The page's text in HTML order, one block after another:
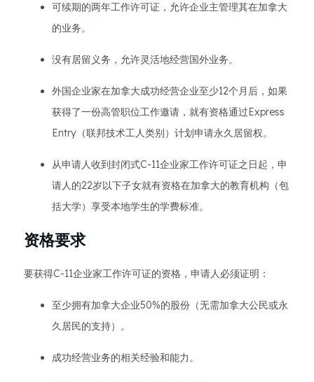
可续期的两年工作许可证，允许企业主管理其在加拿大
的业务。
没有居留义务，允许灵活地经营国外业务。
外国企业家在加拿大成功经营企业至少12个月后，如果
获得了一份高管职位工作邀请，就有资格通过Express
Entry（联邦技术工人类别）计划申请永久居留权。
从申请人收到封闭式C-11企业家工作许可证之日起，申
请人的22岁以下子女就有资格在加拿大的教育机构（包
括大学）享受本地学生的学费标准。
资格要求
要获得C-11企业家工作许可证的资格，申请人必须证明：
至少拥有加拿大企业50%的股份（无需加拿大公民或永
久居民的支持）。
成功经营业务的相关经验和能力。